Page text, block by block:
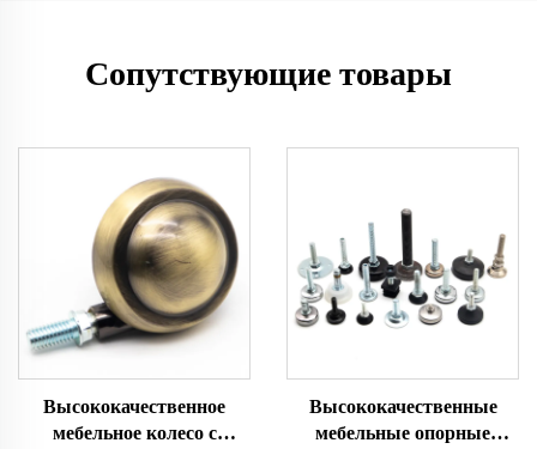
Сопутствующие товары
Высококачественное
мебельное колесо с
Высококачественные
мебельные опорные